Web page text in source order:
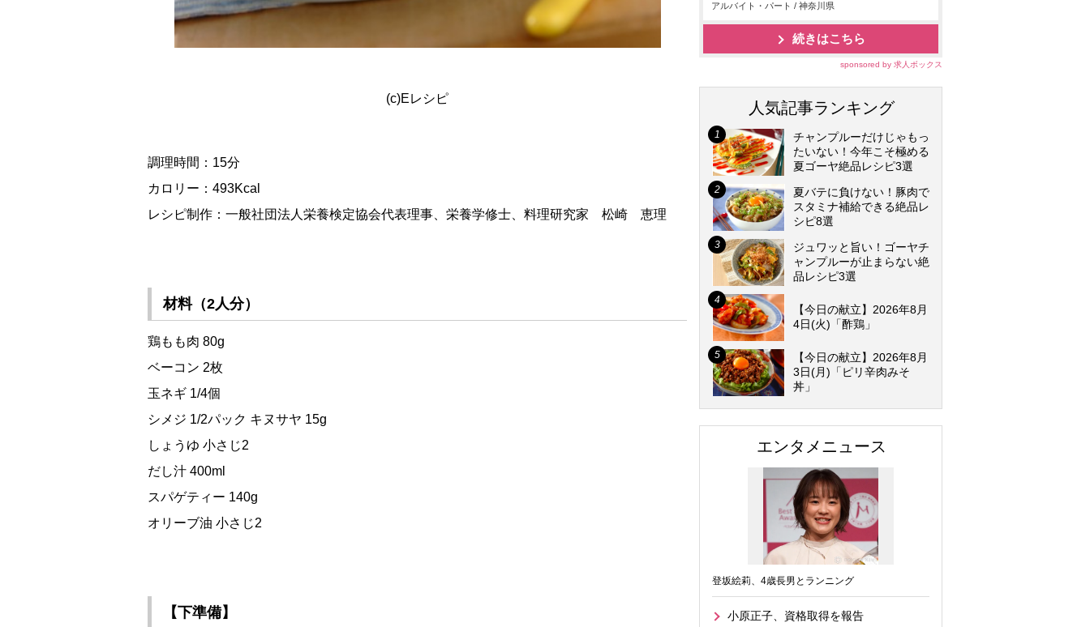
(c)Eレシピ
調理時間：15分
カロリー：493Kcal
レシピ制作：一般社団法人栄養検定協会代表理事、栄養学修士、料理研究家 松崎 恵理
材料（2人分）
鶏もも肉 80g
ベーコン 2枚
玉ネギ 1/4個
シメジ 1/2パック キヌサヤ 15g
しょうゆ 小さじ2
だし汁 400ml
スパゲティー 140g
オリーブ油 小さじ2
【下準備】
アルバイト・パート / 神奈川県
続きはこちら
sponsored by 求人ボックス
人気記事ランキング
チャンプルーだけじゃもっ
たいない！今年こそ極める
夏ゴーヤ絶品レシピ3選
夏バテに負けない！豚肉で
スタミナ補給できる絶品レ
シピ8選
ジュワッと旨い！ゴーヤチ
ャンプルーが止まらない絶
品レシピ3選
【今日の献立】2026年8月
4日(火)「酢鶏」
【今日の献立】2026年8月
3日(月)「ピリ辛肉みそ
丼」
エンタメニュース
登坂絵莉、4歳長男とランニング
小原正子、資格取得を報告